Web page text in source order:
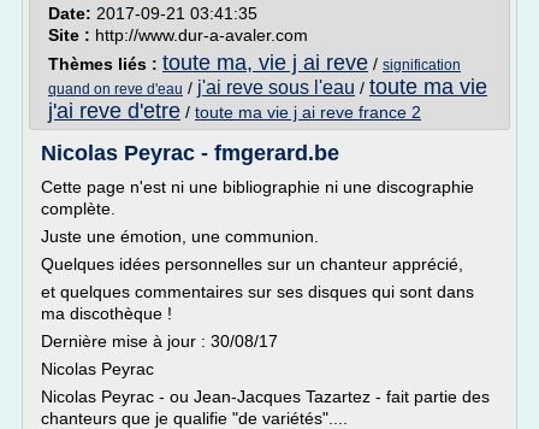
Date: 2017-09-21 03:41:35
Site : http://www.dur-a-avaler.com
Thèmes liés : toute ma, vie j ai reve / signification
quand on reve d'eau / j'ai reve sous l'eau / toute ma vie
j'ai reve d'etre / toute ma vie j ai reve france 2
Nicolas Peyrac - fmgerard.be
Cette page n'est ni une bibliographie ni une discographie
complète.
Juste une émotion, une communion.
Quelques idées personnelles sur un chanteur apprécié,
et quelques commentaires sur ses disques qui sont dans
ma discothèque !
Dernière mise à jour : 30/08/17
Nicolas Peyrac
Nicolas Peyrac - ou Jean-Jacques Tazartez - fait partie des
chanteurs que je qualifie "de variétés"....